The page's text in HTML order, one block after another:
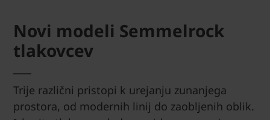
Novi modeli Semmelrock
tlakovcev
Trije različni pristopi k urejanju zunanjega
prostora, od modernih linij do zaobljenih oblik.